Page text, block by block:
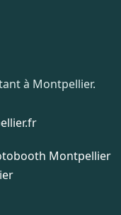
à Montpellier.
Montpellier